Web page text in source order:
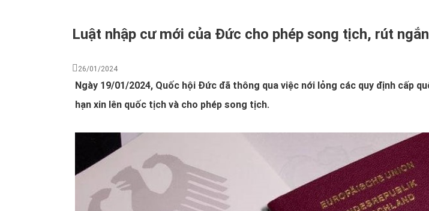
Luật nhập cư mới của Đức cho phép song tịch, rút
26/01/2024
Ngày 19/01/2024, Quốc hội Đức đã thông qua việc nới lỏng các quy định cấp
hạn xin lên quốc tịch và cho phép song tịch.